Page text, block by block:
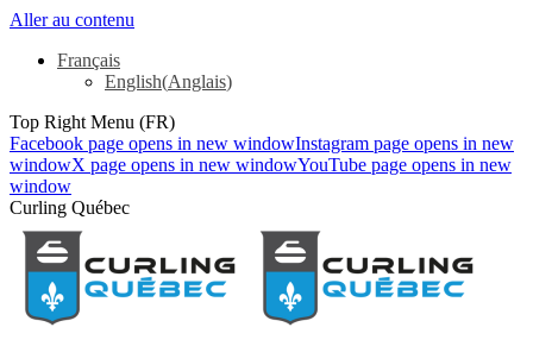
Aller au contenu
Français
English(Anglais)
Top Right Menu (FR)
Facebook page opens in new windowInstagram page opens in new
windowX page opens in new windowYouTube page opens in new
window
Curling Québec